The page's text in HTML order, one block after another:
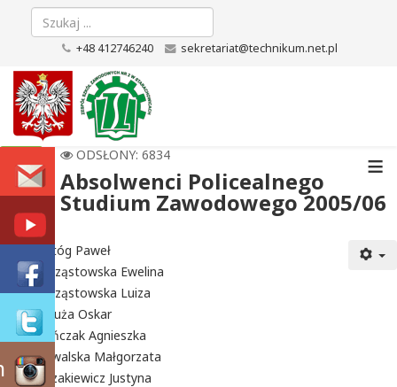
+48 412746240 sekretariat@technikum.net.pl
≡
ODSŁONY: 6834
Absolwenci Policealnego
Studium Zawodowego 2005/06
Batóg Paweł
Chrząstowska Ewelina
Chrząstowska Luiza
Kałuża Oskar
Kończak Agnieszka
Kowalska Małgorzata
Kozakiewicz Justyna